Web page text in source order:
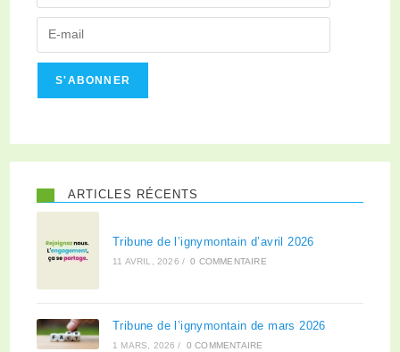
S'ABONNER
ARTICLES RÉCENTS
Tribune de l’ignymontain d’avril 2026
11 AVRIL, 2026 / 0 COMMENTAIRE
Tribune de l’ignymontain de mars 2026
1 MARS, 2026 / 0 COMMENTAIRE